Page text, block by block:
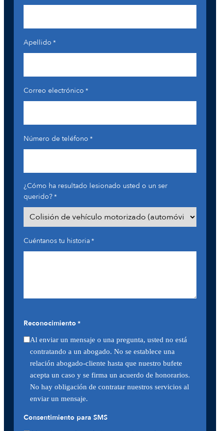
Apellido *
Correo electrónico *
Número de teléfono *
¿Cómo ha resultado lesionado usted o un ser
querido?*
Cuéntanos tu historia*
Reconocimiento *
Al enviar un mensaje o una pregunta, usted no está
contratando a un abogado. No se establece una
relación abogado-cliente hasta que nuestro bufete
acepta un caso y se firma un acuerdo de honorarios.
No hay obligación de contratar nuestros servicios al
enviar un mensaje.
Consentimiento para SMS